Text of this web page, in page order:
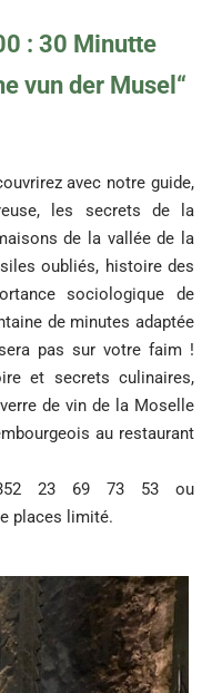
: 30 Minutte
vun der Musel“
avec notre guide,
les secrets de la
de la vallée de la
oubliés, histoire des
sociologique de
de minutes adaptée
pas sur votre faim !
et secrets culinaires,
de vin de la Moselle
au restaurant
23 69 73 53 ou
places limité.